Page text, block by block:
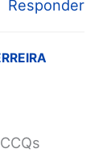
Responder